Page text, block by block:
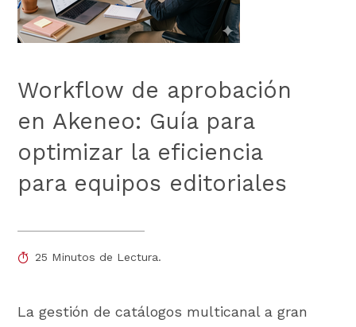
Workflow de aprobación
en Akeneo: Guía para
optimizar la eficiencia
para equipos editoriales
25 Minutos de Lectura.
La gestión de catálogos multicanal a gran